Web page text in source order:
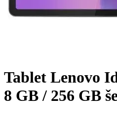
Tablet Lenovo
8 GB / 256 GB